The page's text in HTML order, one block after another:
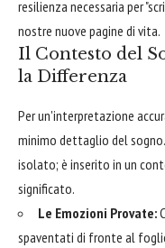
resilienza necessaria per
nostre nuove pagine di vita.
Il Contesto del
la Differenza
Per un'interpretazione
minimo dettaglio del
isolato; è inserito in un
significato.
Le Emozioni Provate:
spaventati di fronte al